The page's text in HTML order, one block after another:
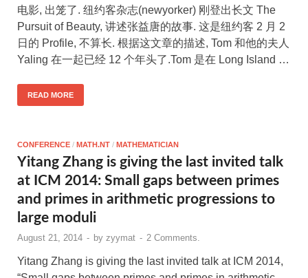
电影, 出笼了. 纽约客杂志(newyorker) 刚登出长文 The
Pursuit of Beauty, 讲述张益唐的故事. 这是纽约客 2 月 2
日的 Profile, 不算长. 根据这文章的描述, Tom 和他的夫人
Yaling 在一起已经 12 个年头了.Tom 是在 Long Island …
READ MORE
CONFERENCE / MATH.NT / MATHEMATICIAN
Yitang Zhang is giving the last invited talk
at ICM 2014: Small gaps between primes
and primes in arithmetic progressions to
large moduli
August 21, 2014 - by zyymat - 2 Comments.
Yitang Zhang is giving the last invited talk at ICM 2014,